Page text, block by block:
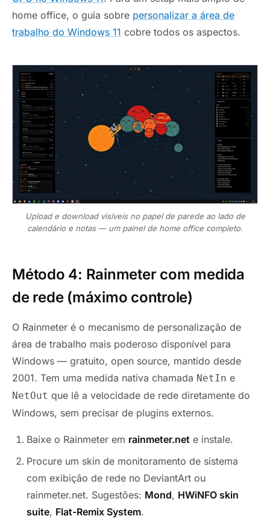
home office, o guia sobre personalizar a área de
trabalho do Windows 11 cobre todos os aspectos.
Upload e download visíveis no papel de parede ao lado de
calendário e notas — um painel de home office completo.
Método 4: Rainmeter com medida
de rede (máximo controle)
O Rainmeter é o mecanismo de personalização de
área de trabalho mais poderoso disponível para
Windows — gratuito, open source, mantido desde
2001. Tem uma medida nativa chamada NetIn e
NetOut que lê a velocidade de rede diretamente do
Windows, sem precisar de plugins externos.
Baixe o Rainmeter em rainmeter.net e instale.
Procure um skin de monitoramento de sistema
com exibição de rede no DeviantArt ou
rainmeter.net. Sugestões: Mond, HWiNFO skin
suite, Flat-Remix System.